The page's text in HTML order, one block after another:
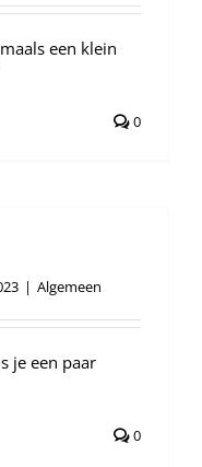
een klein
0
| Algemeen
je een paar
0